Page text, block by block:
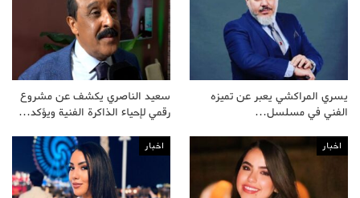
يسري المراكشي يعبر عن تميزه
الفني في مسلسل…
سعيد الناصري يكشف عن مشروع
رقمي لإحياء الذاكرة الفنية ويؤكد…
اخبار اخبار